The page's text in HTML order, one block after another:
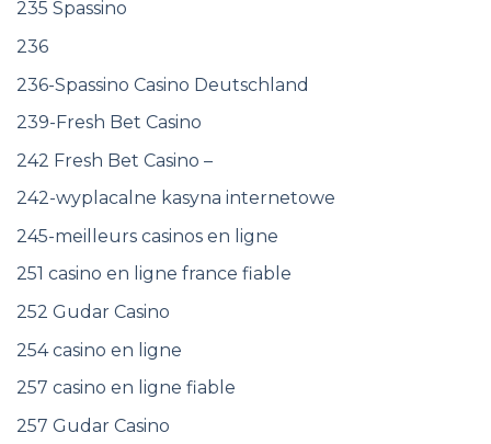
235 Spassino
236
236-Spassino Casino Deutschland
239-Fresh Bet Casino
242 Fresh Bet Casino –
242-wyplacalne kasyna internetowe
245-meilleurs casinos en ligne
251 casino en ligne france fiable
252 Gudar Casino
254 casino en ligne
257 casino en ligne fiable
257 Gudar Casino